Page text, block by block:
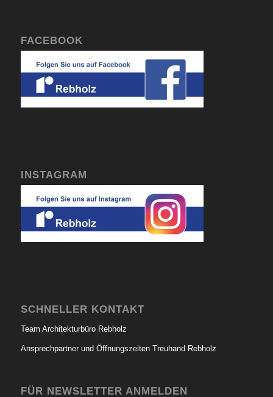
FACEBOOK
INSTAGRAM
SCHNELLER KONTAKT
Team Architekturbüro Rebholz
Ansprechpartner und Öffnungszeiten Treuhand Rebholz
FÜR NEWSLETTER ANMELDEN